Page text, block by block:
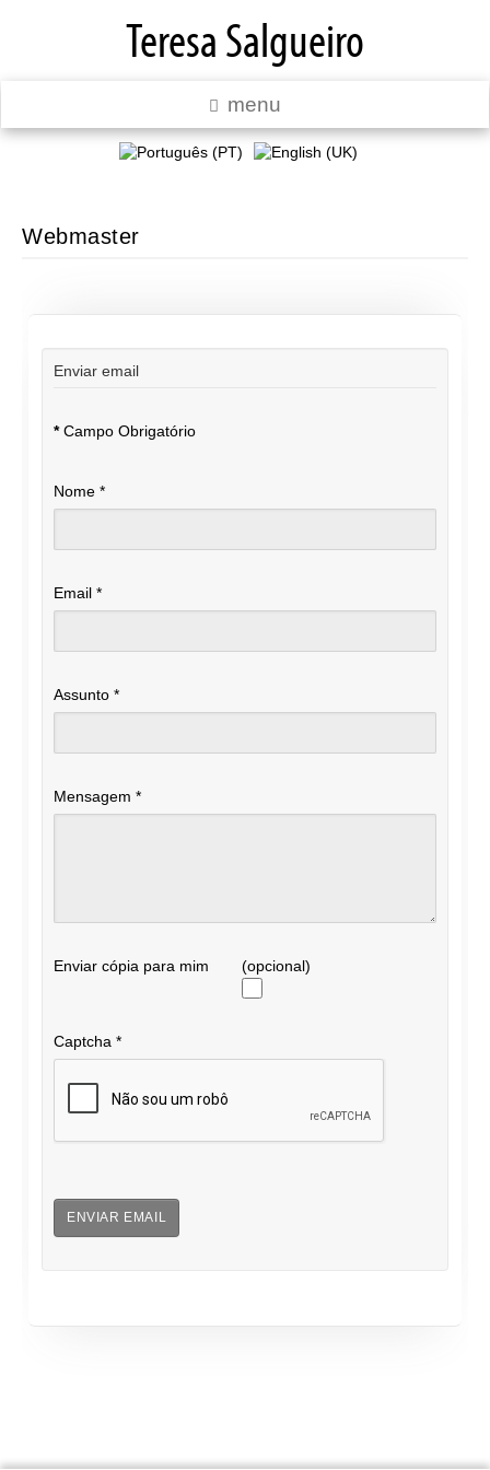
Teresa Salgueiro
menu
Webmaster
Enviar email
*Campo Obrigatório
Nome *
Email *
Assunto *
Mensagem *
Enviar cópia para mim (opcional)
Captcha *
ENVIAR EMAIL